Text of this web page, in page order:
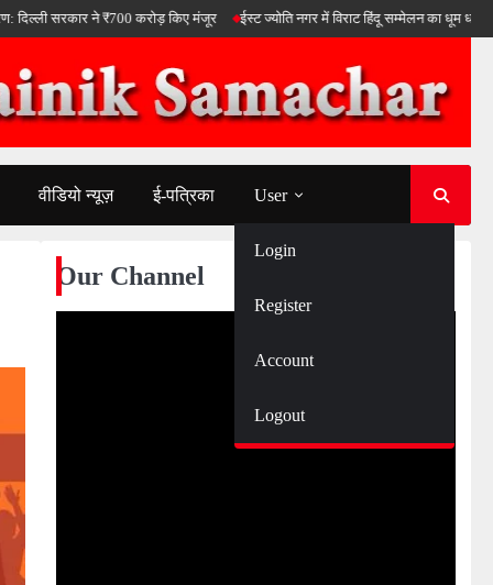
ने ₹700 करोड़ किए मंजूर ईस्ट ज्योति नगर में विराट हिंदू सम्मेलन का धूम धाम से आयोजन
वीडियो न्यूज़ ई-पत्रिका User
Login
Register
Account
Logout
Our Channel